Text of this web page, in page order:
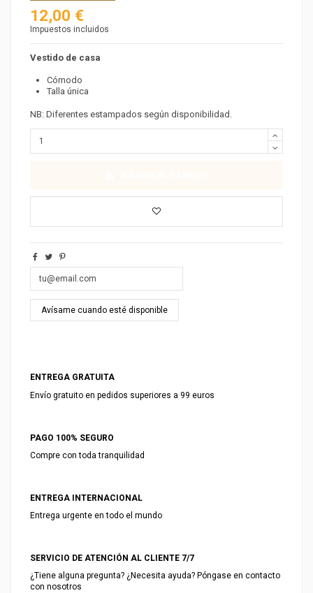
12,00 €
Impuestos incluidos
Vestido de casa
Cómodo
Talla única
NB: Diferentes estampados según disponibilidad.
ENTREGA GRATUITA
Envío gratuito en pedidos superiores a 99 euros
PAGO 100% SEGURO
Compre con toda tranquilidad
ENTREGA INTERNACIONAL
Entrega urgente en todo el mundo
SERVICIO DE ATENCIÓN AL CLIENTE 7/7
¿Tiene alguna pregunta? ¿Necesita ayuda? Póngase en contacto
con nosotros